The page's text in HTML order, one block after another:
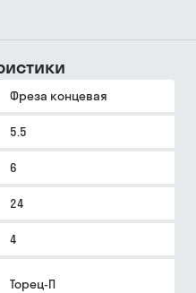
Фреза концевая
5.5
6
24
4
Торец-П